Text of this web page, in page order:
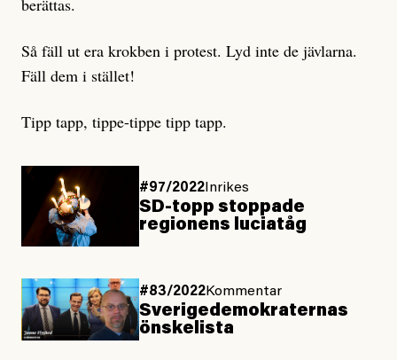
berättas.
Så fäll ut era krokben i protest. Lyd inte de jävlarna.
Fäll dem i stället!
Tipp tapp, tippe-tippe tipp tapp.
#97/2022Inrikes
SD-topp stoppade
regionens luciatåg
#83/2022Kommentar
Sverigedemokraternas
önskelista